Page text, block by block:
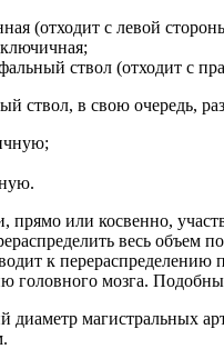
(отходит с левой
ствол (отходит с
ствол, в свою очередь,
прямо или косвенно,
весь объем
к перераспределению
головного мозга.
магистральных